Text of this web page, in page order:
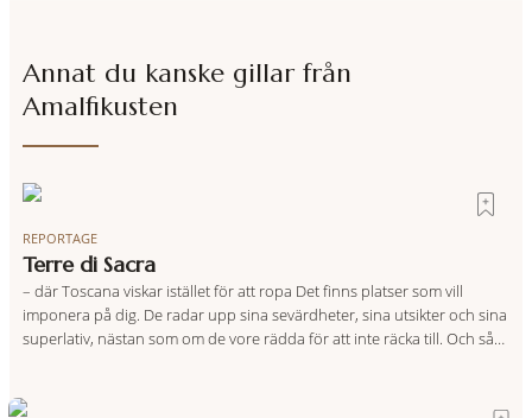
Annat du kanske gillar från
Amalfikusten
REPORTAGE
Terre di Sacra
– där Toscana viskar istället för att ropa Det finns platser som vill
imponera på dig. De radar upp sina sevärdheter, sina utsikter och sina
superlativ, nästan som om de vore rädda för att inte räcka till. Och så